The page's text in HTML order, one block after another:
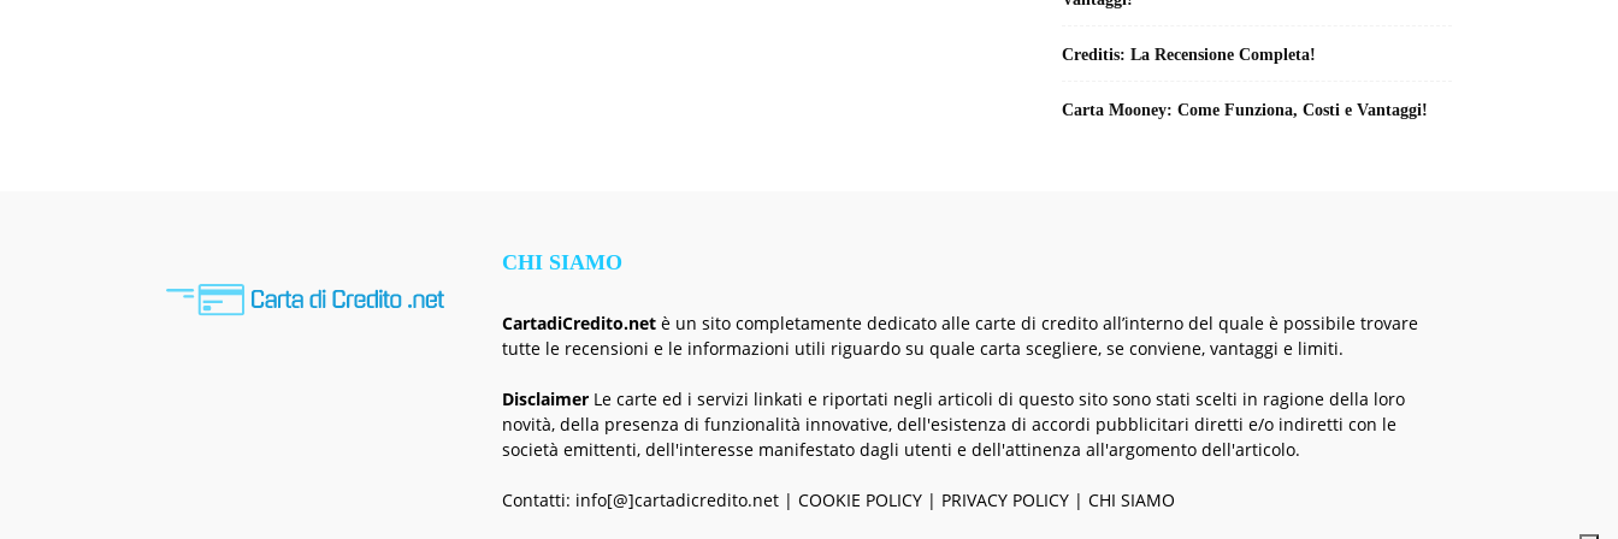
Creditis: La Recensione Completa!
Carta Mooney: Come Funziona, Costi e Vantaggi!
CHI SIAMO
CartadiCredito.net è un sito completamente dedicato alle carte di credito all’interno del quale è possibile trovare
tutte le recensioni e le informazioni utili riguardo su quale carta scegliere, se conviene, vantaggi e limiti.
Disclaimer Le carte ed i servizi linkati e riportati negli articoli di questo sito sono stati scelti in ragione della loro
novità, della presenza di funzionalità innovative, dell'esistenza di accordi pubblicitari diretti e/o indiretti con le
società emittenti, dell'interesse manifestato dagli utenti e dell'attinenza all'argomento dell'articolo.
Contatti: info[@]cartadicredito.net | COOKIE POLICY | PRIVACY POLICY | CHI SIAMO